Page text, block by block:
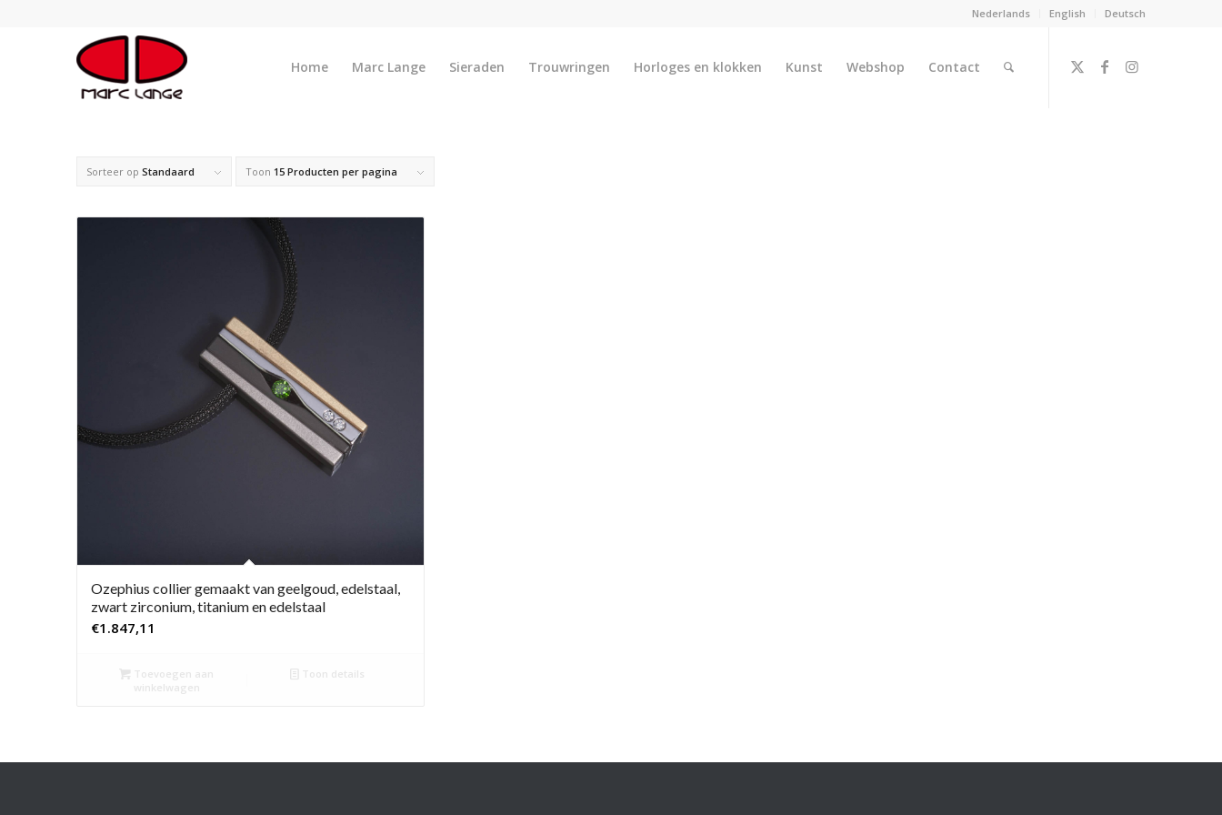
Nederlands English Deutsch
Home Marc Lange Sieraden Trouwringen Horloges en klokken Kunst Webshop Contact
Sorteer op Standaard Toon 15 Producten per pagina
Ozephius collier gemaakt van geelgoud, edelstaal,
zwart zirconium, titanium en edelstaal
€1.847,11
Toevoegen aan
winkelwagen
Toon details